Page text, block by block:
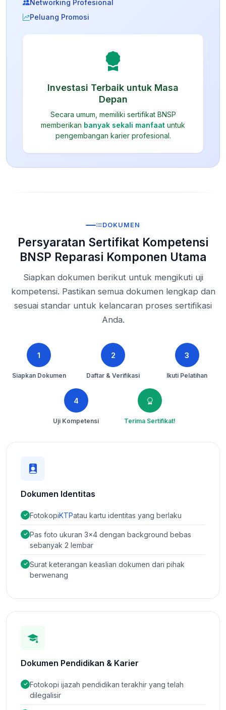
Networking Profesional
Peluang Promosi
Investasi Terbaik untuk Masa
Depan
Secara umum, memiliki sertifikat BNSP
memberikan banyak sekali manfaat untuk
pengembangan karier profesional.
DOKUMEN
Persyaratan Sertifikat Kompetensi
BNSP Reparasi Komponen Utama
Siapkan dokumen berikut untuk mengikuti uji
kompetensi. Pastikan semua dokumen lengkap dan
sesuai standar untuk kelancaran proses sertifikasi
Anda.
1
Siapkan Dokumen
2
Daftar & Verifikasi
3
Ikuti Pelatihan
4
Uji Kompetensi Terima Sertifikat!
Dokumen Identitas
FotokopiKTPatau kartu identitas yang berlaku
Pas foto ukuran 3×4 dengan background bebas
sebanyak 2 lembar
Surat keterangan keaslian dokumen dari pihak
berwenang
Dokumen Pendidikan & Karier
Fotokopi ijazah pendidikan terakhir yang telah
dilegalisir